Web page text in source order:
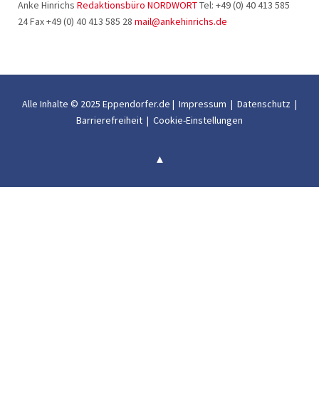
Anke Hinrichs Redaktionsbüro NORDWORTTel: +49 (0) 40 413 585
24 Fax +49 (0) 40 413 585 28 mail@ankehinrichs.de
Alle Inhalte © 2025 Eppendorfer.de | Impressum | Datenschutz |
Barrierefreiheit | Cookie-Einstellungen